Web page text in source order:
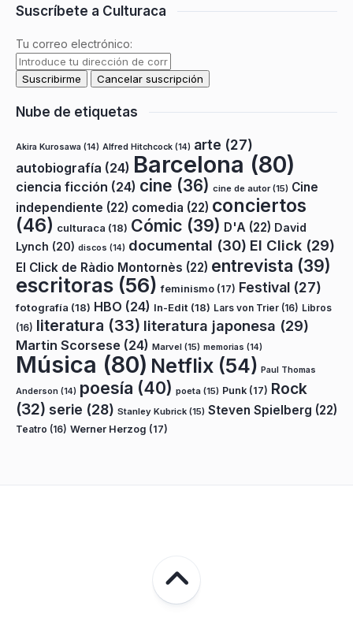
Suscríbete a Culturaca
Tu correo electrónico:
Nube de etiquetas
Akira Kurosawa (14) Alfred Hitchcock (14) arte (27)
autobiografía (24) Barcelona (80)
ciencia ficción (24) cine (36) cine de autor(15) Cine
independiente (22) comedia (22) conciertos
(46) culturaca (18) Cómic (39) D'A (22) David
Lynch (20) discos (14) documental (30) El Click (29)
El Click de Ràdio Montornès (22) entrevista (39)
escritoras (56) feminismo (17) Festival (27)
fotografía (18) HBO (24) In-Edit (18) Lars von Trier (16) Libros
(16) literatura (33) literatura japonesa (29)
Martin Scorsese (24) Marvel (15) memorias (14)
Música (80) Netflix (54) Paul Thomas
Anderson (14) poesía (40) poeta (15) Punk (17) Rock
(32) serie (28) Stanley Kubrick (15) Steven Spielberg (22)
Teatro (16) Werner Herzog (17)